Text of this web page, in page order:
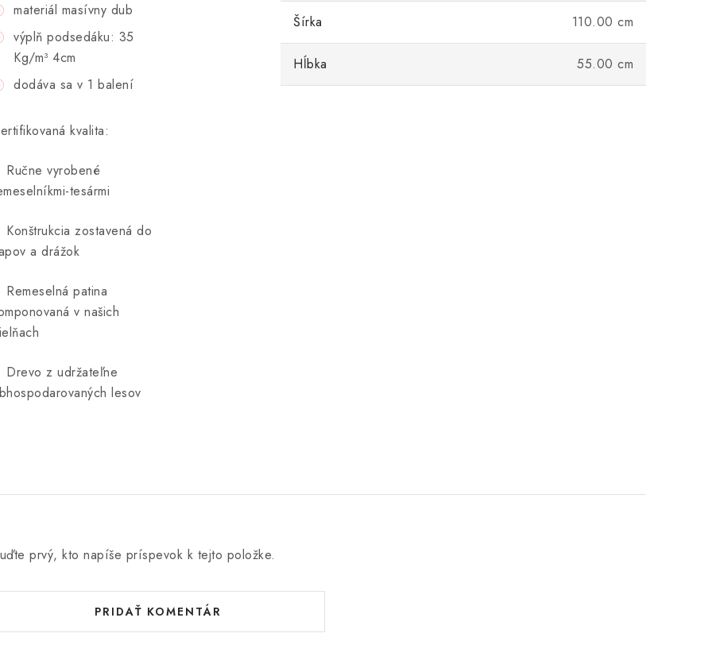
materiál masívny dub
výplň podsedáku: 35
Kg/m³ 4cm
dodáva sa v 1 balení
kvalita:
vyrobené
tesármi
zostavená do
a drážok
patina
v našich
z udržateľne
lesov
Šírka 110.00 cm
Hĺbka 55.00 cm
prvý, kto napíše príspevok k tejto položke.
PRIDAŤ KOMENTÁR